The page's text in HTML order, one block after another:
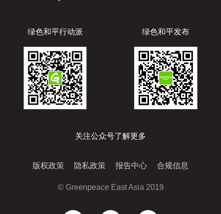
绿色和平行动派 绿色和平发布
关注公众号了解更多
版权政策 隐私政策 报告中心 合规信息
© Greenpeace East Asia 2019